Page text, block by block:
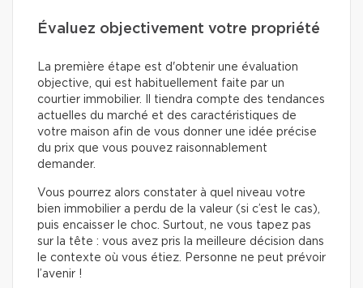
Évaluez objectivement votre propriété
La première étape est d'obtenir une évaluation
objective, qui est habituellement faite par un
courtier immobilier. Il tiendra compte des tendances
actuelles du marché et des caractéristiques de
votre maison afin de vous donner une idée précise
du prix que vous pouvez raisonnablement
demander.
Vous pourrez alors constater à quel niveau votre
bien immobilier a perdu de la valeur (si c’est le cas),
puis encaisser le choc. Surtout, ne vous tapez pas
sur la tête : vous avez pris la meilleure décision dans
le contexte où vous étiez. Personne ne peut prévoir
l’avenir !